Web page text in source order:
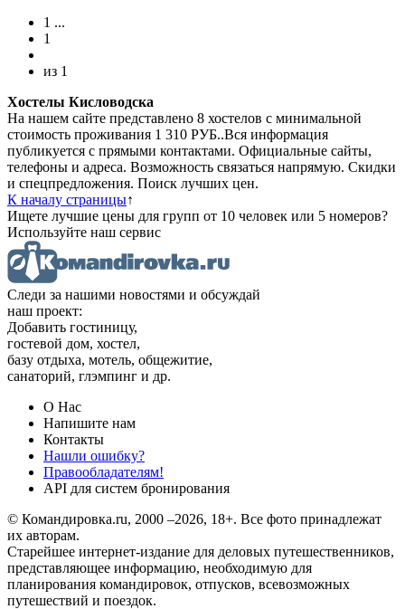
1 ...
1
из 1
Хостелы Кисловодска
На нашем сайте представлено 8 хостелов с минимальной
стоимость проживания 1 310 РУБ..Вся информация
публикуется с прямыми контактами. Официальные сайты,
телефоны и адреса. Возможность связаться напрямую. Скидки
и спецпредложения. Поиск лучших цен.
К началу страницы↑
Ищете лучшие цены для групп от 10 человек или 5 номеров?
Используйте наш сервис
Следи за нашими новостями и обсуждай
наш проект:
Добавить гостиницу,
гостевой дом, хостел,
базу отдыха, мотель, общежитие,
санаторий, глэмпинг и др.
О Нас
Напишите нам
Контакты
Нашли ошибку?
Правообладателям!
API для систем бронирования
© Командировка.ru, 2000 –2026, 18+. Все фото принадлежат
их авторам.
Старейшее интернет-издание для деловых путешественников,
представляющее информацию, необходимую для
планирования командировок, отпусков, всевозможных
путешествий и поездок.